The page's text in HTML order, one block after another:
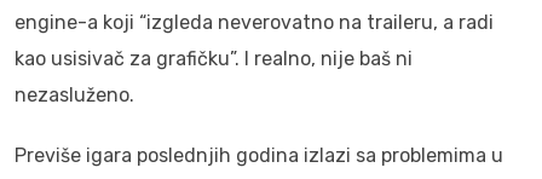
engine-a koji “izgleda neverovatno na traileru, a radi
kao usisivač za grafičku”. I realno, nije baš ni
nezasluženo.
Previše igara poslednjih godina izlazi sa problemima u